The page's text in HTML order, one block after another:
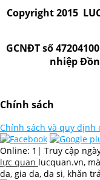
Copyright 2015
GCNĐT số
nhiệp
Chính sách
Chính sách và quy định
Online: 1 | Truy cập
lực quan lucquan.vn,
da, gia da, da si, khăn